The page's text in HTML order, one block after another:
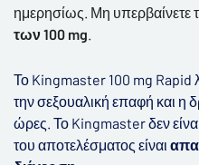
ημερησίως. Μη υπερβαίνετε
των100 mg.
Το Kingmaster 100 mg Rapid
τηνσεξουαλική επαφή και η
ώρες. Το Kingmasterδεν
του αποτελέσματος είναι